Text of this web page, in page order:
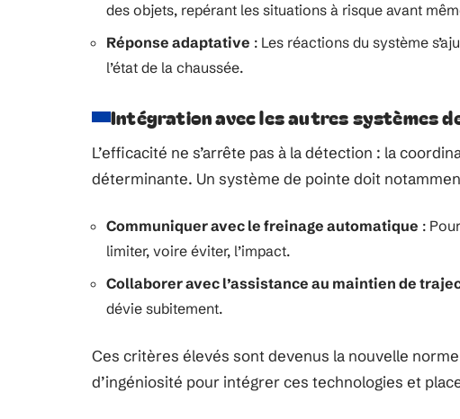
des objets, repérant les situations à risque avant
Réponse adaptative : Les réactions du système
l’état de la chaussée.
Intégration avec les autres systèmes
L’efficacité ne s’arrête pas à la détection : la
déterminante. Un système de pointe doit
Communiquer avec le freinage automatique :
limiter, voire éviter, l’impact.
Collaborer avec l’assistance au maintien de
dévie subitement.
Ces critères élevés sont devenus la nouvelle
d’ingéniosité pour intégrer ces technologies et